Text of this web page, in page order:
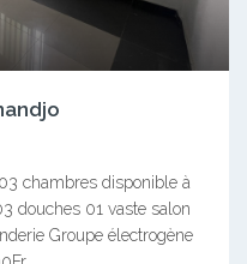
chambres disponible à
douches 01 vaste salon
Groupe électrogène